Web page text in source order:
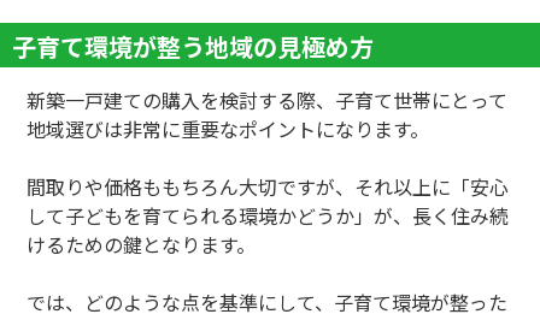
子育て環境が整う地域の見極め方
新築一戸建ての購入を検討する際、子育て世帯にとって
地域選びは非常に重要なポイントになります。
間取りや価格ももちろん大切ですが、それ以上に「安心
して子どもを育てられる環境かどうか」が、長く住み続
けるための鍵となります。
では、どのような点を基準にして、子育て環境が整った